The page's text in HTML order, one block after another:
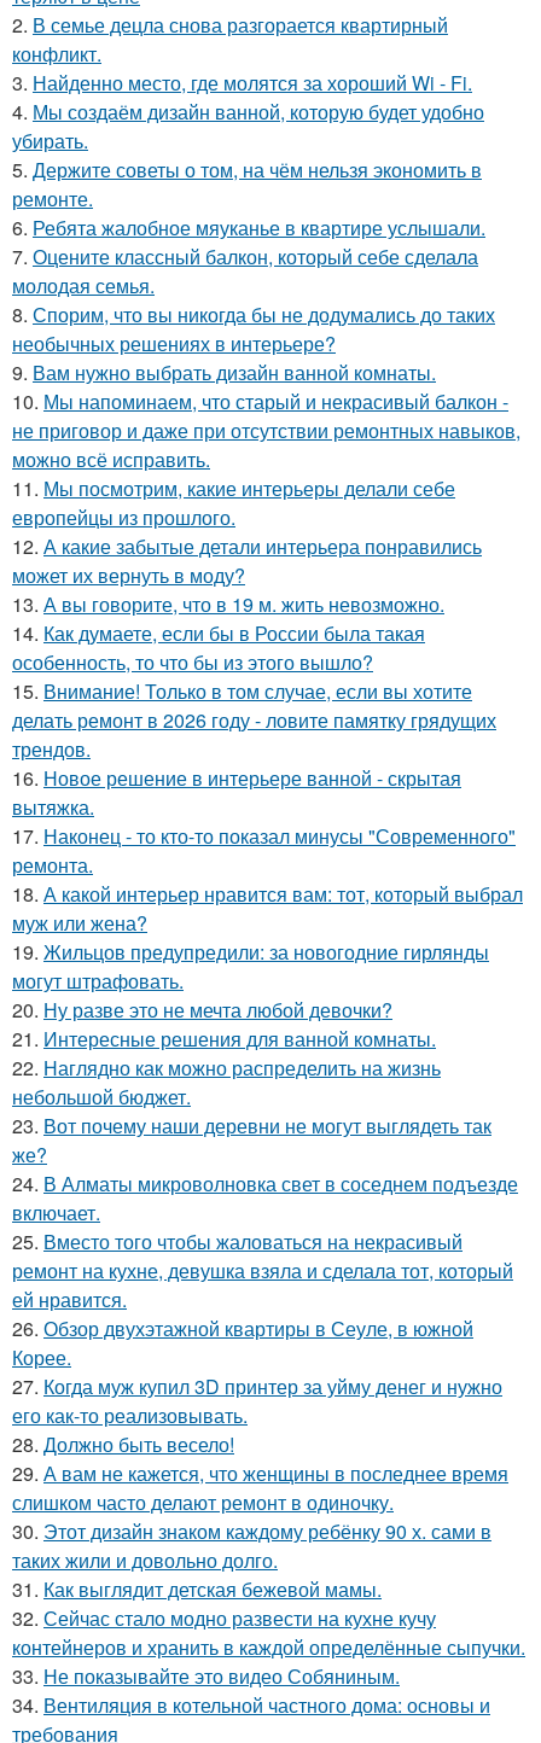
2. В семье децла снова разгорается квартирный
конфликт.
3. Найденно место, где молятся за хороший Wi - Fi.
4. Мы создаём дизайн ванной, которую будет удобно
убирать.
5. Держите советы о том, на чём нельзя экономить в
ремонте.
6. Ребята жалобное мяуканье в квартире услышали.
7. Оцените классный балкон, который себе сделала
молодая семья.
8. Спорим, что вы никогда бы не додумались до таких
необычных решениях в интерьере?
9. Вам нужно выбрать дизайн ванной комнаты.
10. Мы напоминаем, что старый и некрасивый балкон -
не приговор и даже при отсутствии ремонтных навыков,
можно всё исправить.
11. Мы посмотрим, какие интерьеры делали себе
европейцы из прошлого.
12. А какие забытые детали интерьера понравились
может их вернуть в моду?
13. А вы говорите, что в 19 м. жить невозможно.
14. Как думаете, если бы в России была такая
особенность, то что бы из этого вышло?
15. Внимание! Только в том случае, если вы хотите
делать ремонт в 2026 году - ловите памятку грядущих
трендов.
16. Новое решение в интерьере ванной - скрытая
вытяжка.
17. Наконец - то кто-то показал минусы "Современного"
ремонта.
18. А какой интерьер нравится вам: тот, который выбрал
муж или жена?
19. Жильцов предупредили: за новогодние гирлянды
могут штрафовать.
20. Ну разве это не мечта любой девочки?
21. Интересные решения для ванной комнаты.
22. Наглядно как можно распределить на жизнь
небольшой бюджет.
23. Вот почему наши деревни не могут выглядеть так
же?
24. В Алматы микроволновка свет в соседнем подъезде
включает.
25. Вместо того чтобы жаловаться на некрасивый
ремонт на кухне, девушка взяла и сделала тот, который
ей нравится.
26. Обзор двухэтажной квартиры в Сеуле, в южной
Корее.
27. Когда муж купил 3D принтер за уйму денег и нужно
его как-то реализовывать.
28. Должно быть весело!
29. А вам не кажется, что женщины в последнее время
слишком часто делают ремонт в одиночку.
30. Этот дизайн знаком каждому ребёнку 90 х. сами в
таких жили и довольно долго.
31. Как выглядит детская бежевой мамы.
32. Сейчас стало модно развести на кухне кучу
контейнеров и хранить в каждой определённые сыпучки.
33. Не показывайте это видео Собяниным.
34. Вентиляция в котельной частного дома: основы и
требования